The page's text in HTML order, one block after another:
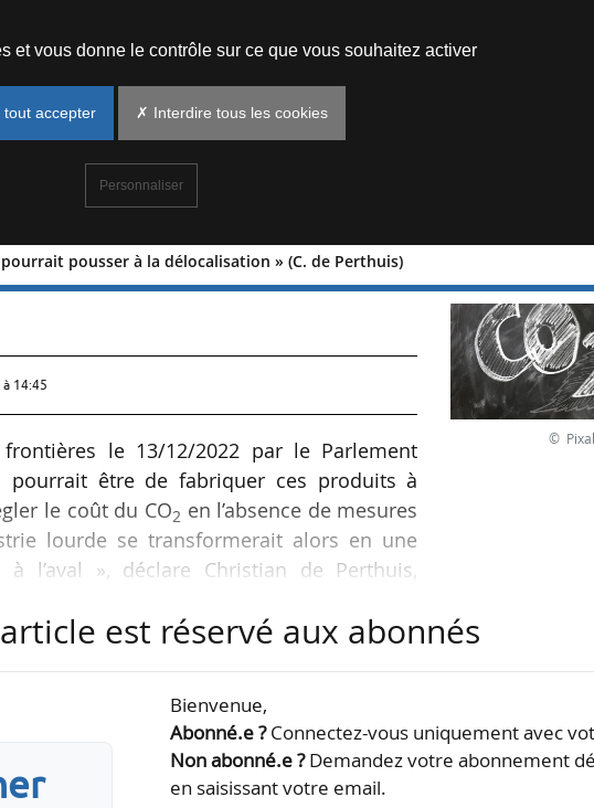
pousser à la délocalisation » (C. de Perthuis)
lourde pourrait pousser à la
14:45
le 13/12/2022 par le Parlement
pourrait être de fabriquer ces produits à
le coût du CO2 en l’absence de mesures
lourde se transformerait alors en une
l’aval », déclare Christian de Perthuis,
Tank le 19/12/2022.
Commission dans le cadre du Fit for 55. Si
©
est réservé aux abonnés
Bienvenue,
Abonné.e ?Connectez-vous uniquement avec
Non abonné.e ?Demandez votre abonnement
en saisissant votre email.
et vous donne le contrôle sur ce que vous souhaitez activer
accepter ✗ Interdire tous les cookies
Personnaliser